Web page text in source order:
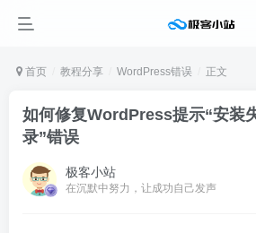
首页 教程分享 WordPress错误 正文
如何修复WordPress提示“安装
录”错误
极客小站
在沉默中努力，让成功自己发声